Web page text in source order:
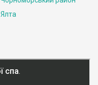
Ялта